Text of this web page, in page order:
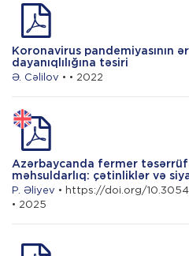
Koronavirus pandemiyasının
dayanıqlılığına təsiri
Ə. Cəlilov • • 2022
Azərbaycanda fermer
məhsuldarlıq: çətinliklər və
P. Əliyev • https://doi.org/
• 2025